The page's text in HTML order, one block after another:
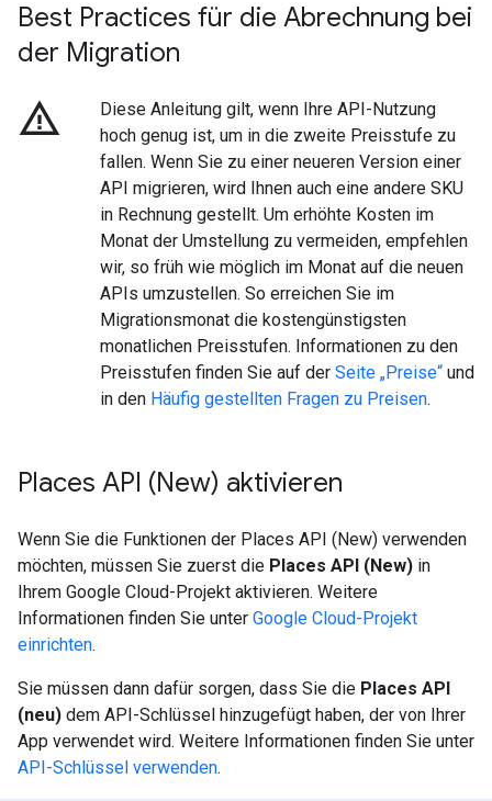
Best Practices für die Abrechnung bei
der Migration
warning_amber
Diese Anleitung gilt, wenn Ihre API-Nutzung
hoch genug ist, um in die zweite Preisstufe zu
fallen. Wenn Sie zu einer neueren Version einer
API migrieren, wird Ihnen auch eine andere SKU
in Rechnung gestellt. Um erhöhte Kosten im
Monat der Umstellung zu vermeiden, empfehlen
wir, so früh wie möglich im Monat auf die neuen
APIs umzustellen. So erreichen Sie im
Migrationsmonat die kostengünstigsten
monatlichen Preisstufen. Informationen zu den
Preisstufen finden Sie auf der Seite „Preise“ und
in den Häufig gestellten Fragen zu Preisen.
Places API (New) aktivieren
Wenn Sie die Funktionen der Places API (New) verwenden
möchten, müssen Sie zuerst die Places API (New) in
Ihrem Google Cloud-Projekt aktivieren. Weitere
Informationen finden Sie unter Google Cloud-Projekt
einrichten.
Sie müssen dann dafür sorgen, dass Sie die Places API
(neu) dem API-Schlüssel hinzugefügt haben, der von Ihrer
App verwendet wird. Weitere Informationen finden Sie unter
API-Schlüssel verwenden.